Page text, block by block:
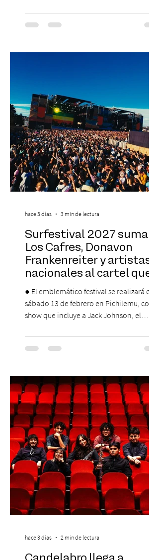
con una edición renovada que reunirá
yoga, bienestar y vida consciente, con la
Antonella Orsini, Yoga Woman y más
Centro Cultural Estación Mapocho, espacio
que albergará durante dos jornadas una
pro
Surfestival 2027 suma a
Los Cafres, Donavon
Frankenreiter y artistas
nacionales al cartel que
encabeza Jack Johnson
● El emblemático festival se realizará el
sábado 13 de febrero en Pichilemu, con un
show que incluye a Jack Johnson, el
El lunes 10 de agosto comienza la
Preventa Exclusiva Santander con 30%
stock). Posterior a esta preventa exclusiva
se da inicio a la segunda etapa con una
preventa con 20% descuento para los
clientes del mismo banco y 20% para las
personas que se pre inscribieron y el miérc
hace 3 días 3 min de lectura
hace 3 días 2 min de lectura